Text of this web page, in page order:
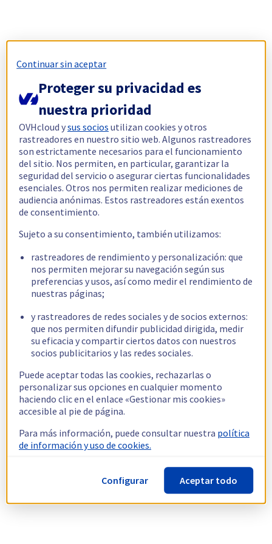
Continuar sin aceptar
Proteger su privacidad es
nuestra prioridad
OVHcloud ysus socios utilizan cookies y otros
rastreadores en nuestro sitio web. Algunos rastreadores
son estrictamente necesarios para el funcionamiento
del sitio. Nos permiten, en particular, garantizar la
seguridad del servicio o asegurar ciertas funcionalidades
esenciales. Otros nos permiten realizar mediciones de
audiencia anónimas. Estos rastreadores están exentos
de consentimiento.
Sujeto a su consentimiento, también utilizamos:
rastreadores de rendimiento y personalización: que
nos permiten mejorar su navegación según sus
preferencias y usos, así como medir el rendimiento de
nuestras páginas;
y rastreadores de redes sociales y de socios externos:
que nos permiten difundir publicidad dirigida, medir
su eficacia y compartir ciertos datos con nuestros
socios publicitarios y las redes sociales.
Puede aceptar todas las cookies, rechazarlas o
personalizar sus opciones en cualquier momento
haciendo clic en el enlace «Gestionar mis cookies»
accesible al pie de página.
Para más información, puede consultar nuestra política
de información y uso de cookies.
Configurar Aceptar todo